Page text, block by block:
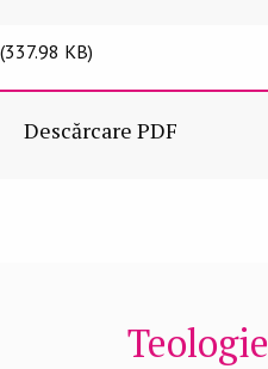
(337.98 KB)
Descărcare PDF